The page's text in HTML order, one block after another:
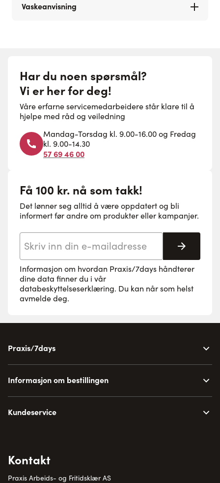
Vaskeanvisning
Har du noen spørsmål?
Vi er her for deg!
Våre erfarne servicemedarbeidere står klare til å
hjelpe med råd og veiledning
Mandag-Torsdag kl. 9.00-16.00 og Fredag
kl. 9.00-14.30
57 69 46 00
Få 100 kr. nå som takk!
Det lønner seg alltid å være oppdatert og bli
informert før andre om produkter eller kampanjer.
Informasjon om hvordan Praxis/7days håndterer
dine data finner du i vår
databeskyttelseserklæring. Du kan når som helst
avmelde deg.
Praxis/7days
Informasjon om bestillingen
Kundeservice
Kontakt
Praxis Arbeids- og Fritidsklær AS